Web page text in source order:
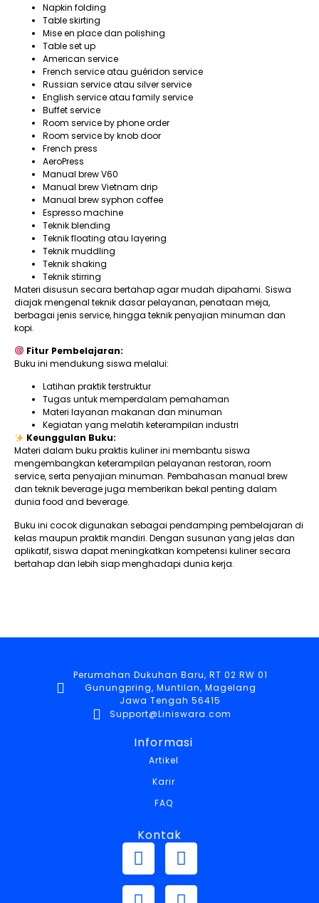
Napkin folding
Table skirting
Mise en place dan polishing
Table set up
American service
French service atau guéridon service
Russian service atau silver service
English service atau family service
Buffet service
Room service by phone order
Room service by knob door
French press
AeroPress
Manual brew V60
Manual brew Vietnam drip
Manual brew syphon coffee
Espresso machine
Teknik blending
Teknik floating atau layering
Teknik muddling
Teknik shaking
Teknik stirring
Materi disusun secara bertahap agar mudah dipahami. Siswa
diajak mengenal teknik dasar pelayanan, penataan meja,
berbagai jenis service, hingga teknik penyajian minuman dan
kopi.
Fitur Pembelajaran:
Buku ini mendukung siswa melalui:
Latihan praktik terstruktur
Tugas untuk memperdalam pemahaman
Materi layanan makanan dan minuman
Kegiatan yang melatih keterampilan industri
Keunggulan Buku:
Materi dalam buku praktis kuliner ini membantu siswa
mengembangkan keterampilan pelayanan restoran, room
service, serta penyajian minuman. Pembahasan manual brew
dan teknik beverage juga memberikan bekal penting dalam
dunia food and beverage.
Buku ini cocok digunakan sebagai pendamping pembelajaran di
kelas maupun praktik mandiri. Dengan susunan yang jelas dan
aplikatif, siswa dapat meningkatkan kompetensi kuliner secara
bertahap dan lebih siap menghadapi dunia kerja.
Perumahan Dukuhan Baru, RT 02 RW 01
Gunungpring, Muntilan, Magelang
Jawa Tengah 56415
Support@Liniswara.com
Informasi
Artikel
Karir
FAQ
Kontak